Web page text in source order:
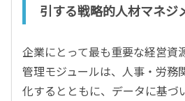
引する戦略的人材マネジ
企業にとって最も重要な経営資
管理モジュールは、人事・労務
化するとともに、データに基づ